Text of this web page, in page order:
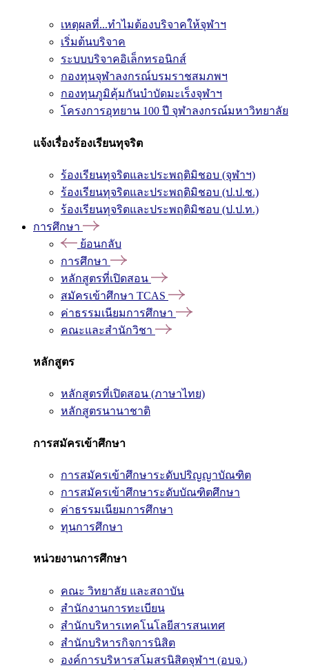
เหตุผลที่...ทำไมต้องบริจาคให้จุฬาฯ
เริ่มต้นบริจาค
ระบบบริจาคอิเล็กทรอนิกส์
กองทุนจุฬาลงกรณ์บรมราชสมภพฯ
กองทุนภูมิคุ้มกันบำบัดมะเร็งจุฬาฯ
โครงการอุทยาน 100 ปี จุฬาลงกรณ์มหาวิทยาลัย
แจ้งเรื่องร้องเรียนทุจริต
ร้องเรียนทุจริตและประพฤติมิชอบ (จุฬาฯ)
ร้องเรียนทุจริตและประพฤติมิชอบ (ป.ป.ช.)
ร้องเรียนทุจริตและประพฤติมิชอบ (ป.ป.ท.)
การศึกษา
ย้อนกลับ
การศึกษา
หลักสูตรที่เปิดสอน
สมัครเข้าศึกษา TCAS
ค่าธรรมเนียมการศึกษา
คณะและสำนักวิชา
หลักสูตร
หลักสูตรที่เปิดสอน (ภาษาไทย)
หลักสูตรนานาชาติ
การสมัครเข้าศึกษา
การสมัครเข้าศึกษาระดับปริญญาบัณฑิต
การสมัครเข้าศึกษาระดับบัณฑิตศึกษา
ค่าธรรมเนียมการศึกษา
ทุนการศึกษา
หน่วยงานการศึกษา
คณะ วิทยาลัย และสถาบัน
สำนักงานการทะเบียน
สำนักบริหารเทคโนโลยีสารสนเทศ
สำนักบริหารกิจการนิสิต
องค์การบริหารสโมสรนิสิตจุฬาฯ (อบจ.)